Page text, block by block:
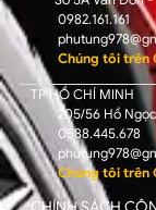
0982.161.161
Chúng tôi trên
TP HỒ CHÍ MINH
205/56 Hồ
0588.445.678
Chúng tôi trên